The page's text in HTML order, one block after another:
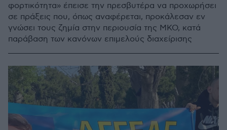
φορτικότητα» έπεισε την πρεσβυτέρα να προχωρήσει
σε πράξεις που, όπως αναφέρεται, προκάλεσαν εν
γνώσει τους ζημία στην περιουσία της ΜΚΟ, κατά
παράβαση των κανόνων επιμελούς διαχείρισης